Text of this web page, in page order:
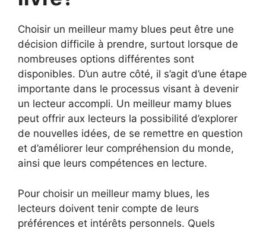
Choisir un meilleur mamy blues peut être une
décision difficile à prendre, surtout lorsque de
nombreuses options différentes sont
disponibles. D’un autre côté, il s’agit d’une étape
importante dans le processus visant à devenir
un lecteur accompli. Un meilleur mamy blues
peut offrir aux lecteurs la possibilité d’explorer
de nouvelles idées, de se remettre en question
et d’améliorer leur compréhension du monde,
ainsi que leurs compétences en lecture.
Pour choisir un meilleur mamy blues, les
lecteurs doivent tenir compte de leurs
préférences et intérêts personnels. Quels